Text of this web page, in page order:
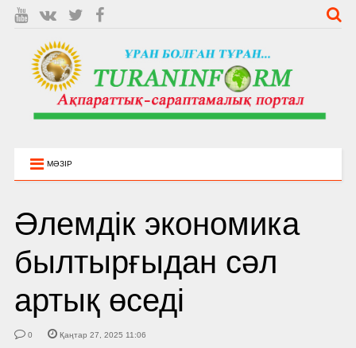
МӘЗІР
Әлемдік экономика
былтырғыдан сәл
артық өседі
0 Қаңтар 27, 2025 11:06